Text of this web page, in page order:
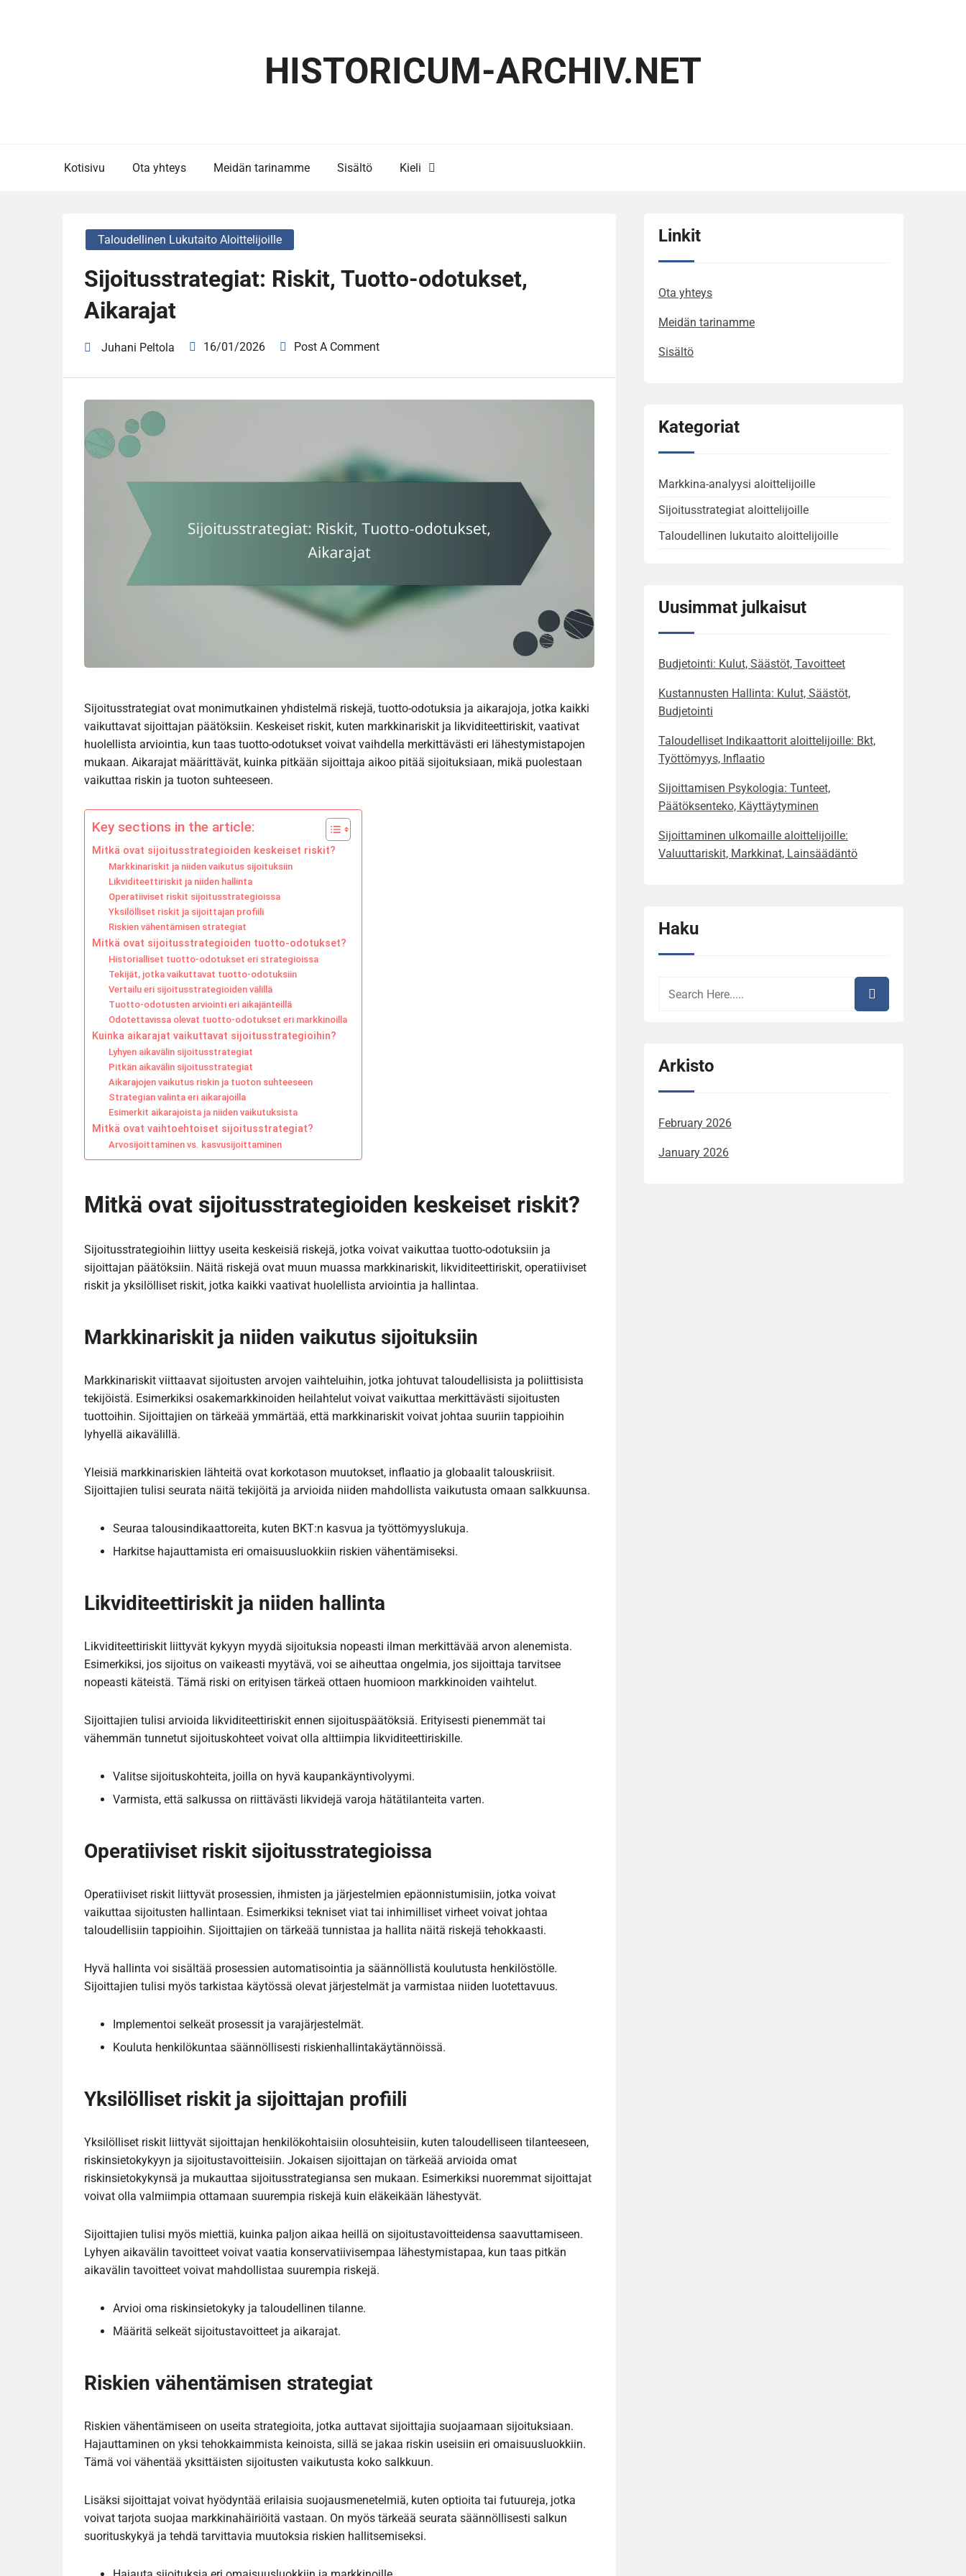
HISTORICUM-ARCHIV.NET
Kotisivu Ota yhteys Meidän tarinamme Sisältö Kieli
Taloudellinen Lukutaito Aloittelijoille
Sijoitusstrategiat: Riskit, Tuotto-odotukset,
Aikarajat
Juhani Peltola 16/01/2026 Post A Comment
Sijoitusstrategiat ovat monimutkainen yhdistelmä riskejä, tuotto-odotuksia ja aikarajoja, jotka kaikki
vaikuttavat sijoittajan päätöksiin. Keskeiset riskit, kuten markkinariskit ja likviditeettiriskit, vaativat
huolellista arviointia, kun taas tuotto-odotukset voivat vaihdella merkittävästi eri lähestymistapojen
mukaan. Aikarajat määrittävät, kuinka pitkään sijoittaja aikoo pitää sijoituksiaan, mikä puolestaan
vaikuttaa riskin ja tuoton suhteeseen.
Key sections in the article:
Mitkä ovat sijoitusstrategioiden keskeiset riskit?
Markkinariskit ja niiden vaikutus sijoituksiin
Likviditeettiriskit ja niiden hallinta
Operatiiviset riskit sijoitusstrategioissa
Yksilölliset riskit ja sijoittajan profiili
Riskien vähentämisen strategiat
Mitkä ovat sijoitusstrategioiden tuotto-odotukset?
Historialliset tuotto-odotukset eri strategioissa
Tekijät, jotka vaikuttavat tuotto-odotuksiin
Vertailu eri sijoitusstrategioiden välillä
Tuotto-odotusten arviointi eri aikajänteillä
Odotettavissa olevat tuotto-odotukset eri markkinoilla
Kuinka aikarajat vaikuttavat sijoitusstrategioihin?
Lyhyen aikavälin sijoitusstrategiat
Pitkän aikavälin sijoitusstrategiat
Aikarajojen vaikutus riskin ja tuoton suhteeseen
Strategian valinta eri aikarajoilla
Esimerkit aikarajoista ja niiden vaikutuksista
Mitkä ovat vaihtoehtoiset sijoitusstrategiat?
Arvosijoittaminen vs. kasvusijoittaminen
Mitkä ovat sijoitusstrategioiden keskeiset riskit?
Sijoitusstrategioihin liittyy useita keskeisiä riskejä, jotka voivat vaikuttaa tuotto-odotuksiin ja
sijoittajan päätöksiin. Näitä riskejä ovat muun muassa markkinariskit, likviditeettiriskit, operatiiviset
riskit ja yksilölliset riskit, jotka kaikki vaativat huolellista arviointia ja hallintaa.
Markkinariskit ja niiden vaikutus sijoituksiin
Markkinariskit viittaavat sijoitusten arvojen vaihteluihin, jotka johtuvat taloudellisista ja poliittisista
tekijöistä. Esimerkiksi osakemarkkinoiden heilahtelut voivat vaikuttaa merkittävästi sijoitusten
tuottoihin. Sijoittajien on tärkeää ymmärtää, että markkinariskit voivat johtaa suuriin tappioihin
lyhyellä aikavälillä.
Yleisiä markkinariskien lähteitä ovat korkotason muutokset, inflaatio ja globaalit talouskriisit.
Sijoittajien tulisi seurata näitä tekijöitä ja arvioida niiden mahdollista vaikutusta omaan salkkuunsa.
Seuraa talousindikaattoreita, kuten BKT:n kasvua ja työttömyyslukuja.
Harkitse hajauttamista eri omaisuusluokkiin riskien vähentämiseksi.
Likviditeettiriskit ja niiden hallinta
Likviditeettiriskit liittyvät kykyyn myydä sijoituksia nopeasti ilman merkittävää arvon alenemista.
Esimerkiksi, jos sijoitus on vaikeasti myytävä, voi se aiheuttaa ongelmia, jos sijoittaja tarvitsee
nopeasti käteistä. Tämä riski on erityisen tärkeä ottaen huomioon markkinoiden vaihtelut.
Sijoittajien tulisi arvioida likviditeettiriskit ennen sijoituspäätöksiä. Erityisesti pienemmät tai
vähemmän tunnetut sijoituskohteet voivat olla alttiimpia likviditeettiriskille.
Valitse sijoituskohteita, joilla on hyvä kaupankäyntivolyymi.
Varmista, että salkussa on riittävästi likvidejä varoja hätätilanteita varten.
Operatiiviset riskit sijoitusstrategioissa
Operatiiviset riskit liittyvät prosessien, ihmisten ja järjestelmien epäonnistumisiin, jotka voivat
vaikuttaa sijoitusten hallintaan. Esimerkiksi tekniset viat tai inhimilliset virheet voivat johtaa
taloudellisiin tappioihin. Sijoittajien on tärkeää tunnistaa ja hallita näitä riskejä tehokkaasti.
Hyvä hallinta voi sisältää prosessien automatisointia ja säännöllistä koulutusta henkilöstölle.
Sijoittajien tulisi myös tarkistaa käytössä olevat järjestelmät ja varmistaa niiden luotettavuus.
Implementoi selkeät prosessit ja varajärjestelmät.
Kouluta henkilökuntaa säännöllisesti riskienhallintakäytännöissä.
Yksilölliset riskit ja sijoittajan profiili
Yksilölliset riskit liittyvät sijoittajan henkilökohtaisiin olosuhteisiin, kuten taloudelliseen tilanteeseen,
riskinsietokykyyn ja sijoitustavoitteisiin. Jokaisen sijoittajan on tärkeää arvioida omat
riskinsietokykynsä ja mukauttaa sijoitusstrategiansa sen mukaan. Esimerkiksi nuoremmat sijoittajat
voivat olla valmiimpia ottamaan suurempia riskejä kuin eläkeikään lähestyvät.
Sijoittajien tulisi myös miettiä, kuinka paljon aikaa heillä on sijoitustavoitteidensa saavuttamiseen.
Lyhyen aikavälin tavoitteet voivat vaatia konservatiivisempaa lähestymistapaa, kun taas pitkän
aikavälin tavoitteet voivat mahdollistaa suurempia riskejä.
Arvioi oma riskinsietokyky ja taloudellinen tilanne.
Määritä selkeät sijoitustavoitteet ja aikarajat.
Riskien vähentämisen strategiat
Riskien vähentämiseen on useita strategioita, jotka auttavat sijoittajia suojaamaan sijoituksiaan.
Hajauttaminen on yksi tehokkaimmista keinoista, sillä se jakaa riskin useisiin eri omaisuusluokkiin.
Tämä voi vähentää yksittäisten sijoitusten vaikutusta koko salkkuun.
Lisäksi sijoittajat voivat hyödyntää erilaisia suojausmenetelmiä, kuten optioita tai futuureja, jotka
voivat tarjota suojaa markkinahäiriöitä vastaan. On myös tärkeää seurata säännöllisesti salkun
suorituskykyä ja tehdä tarvittavia muutoksia riskien hallitsemiseksi.
Linkit
Ota yhteys
Meidän tarinamme
Sisältö
Kategoriat
Markkina-analyysi aloittelijoille
Sijoitusstrategiat aloittelijoille
Taloudellinen lukutaito aloittelijoille
Uusimmat julkaisut
Budjetointi: Kulut, Säästöt, Tavoitteet
Kustannusten Hallinta: Kulut, Säästöt,
Budjetointi
Taloudelliset Indikaattorit aloittelijoille: Bkt,
Työttömyys, Inflaatio
Sijoittamisen Psykologia: Tunteet,
Päätöksenteko, Käyttäytyminen
Sijoittaminen ulkomaille aloittelijoille:
Valuuttariskit, Markkinat, Lainsäädäntö
Haku
Arkisto
February 2026
January 2026